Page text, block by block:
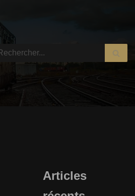
Articles